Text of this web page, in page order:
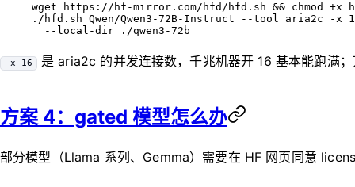
wget https://hf-mirror.com/hfd/hfd.sh && chmod +x
./hfd.sh Qwen/Qwen3-72B-Instruct --tool aria2c -x
  --local-dir
./qwen3-72b
-x 16 是 aria2c 的并发连接数，千兆机器开 16 基本能跑满
方案 4：gated 模型怎么办
部分模型（Llama 系列、Gemma）需要在 HF 网页同意